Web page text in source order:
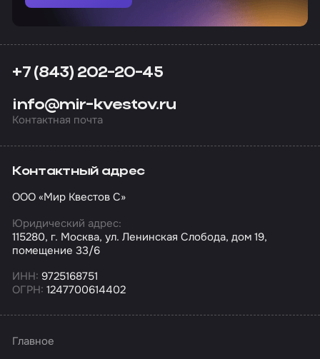
+7 (843) 202-20-45
info@mir-kvestov.ru
Контактная почта
Контактный адрес
ООО «Мир Квестов С»
Юридический адрес:
115280, г. Москва, ул. Ленинская Слобода, дом 19,
помещение 33/6
ИНН: 9725168751
ОГРН: 1247700614402
Главное